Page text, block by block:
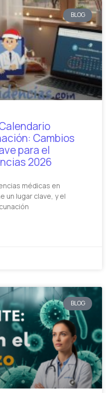
BLOG
Cambios
para el
2026
médicas en
un lugar clave, y el
BLOG